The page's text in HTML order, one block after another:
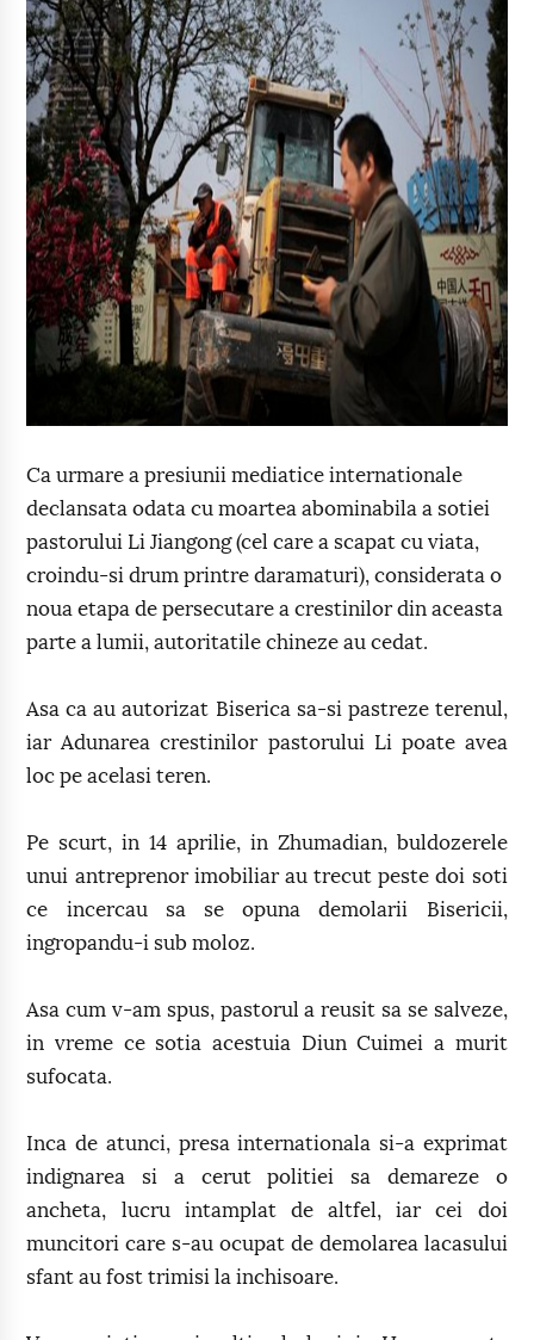
Ca urmare a presiunii mediatice internationale
declansata odata cu moartea abominabila a sotiei
pastorului Li Jiangong (cel care a scapat cu viata,
croindu-si drum printre daramaturi), considerata o
noua etapa de persecutare a crestinilor din aceasta
parte a lumii, autoritatile chineze au cedat.
Asa ca au autorizat Biserica sa-si pastreze terenul,
iar Adunarea crestinilor pastorului Li poate avea
loc pe acelasi teren.
Pe scurt, in 14 aprilie, in Zhumadian, buldozerele
unui antreprenor imobiliar au trecut peste doi soti
ce incercau sa se opuna demolarii Bisericii,
ingropandu-i sub moloz.
Asa cum v-am spus, pastorul a reusit sa se salveze,
in vreme ce sotia acestuia Diun Cuimei a murit
sufocata.
Inca de atunci, presa internationala si-a exprimat
indignarea si a cerut politiei sa demareze o
ancheta, lucru intamplat de altfel, iar cei doi
muncitori care s-au ocupat de demolarea lacasului
sfant au fost trimisi la inchisoare.